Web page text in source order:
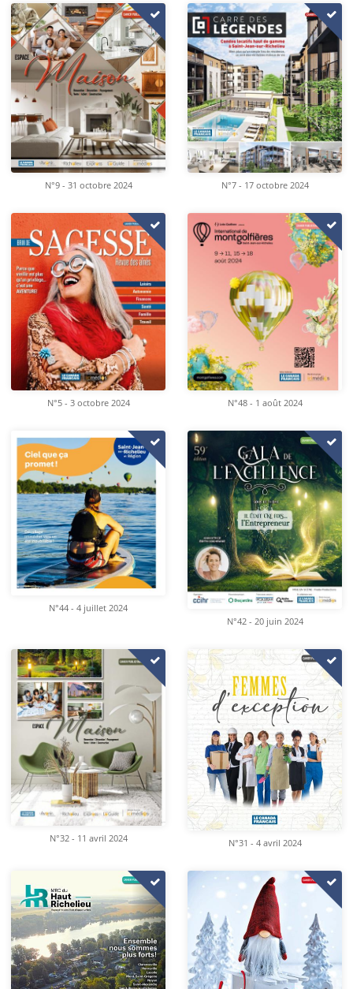
N°9 - 31 octobre 2024 N°7 - 17 octobre 2024
N°5 - 3 octobre 2024 N°48 - 1 août 2024
N°44 - 4 juillet 2024
N°42 - 20 juin 2024
N°32 - 11 avril 2024 N°31 - 4 avril 2024